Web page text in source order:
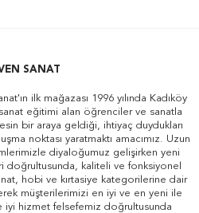
SANAT
ilk mağazası 1996 yılında Kadıköy
sanat eğitimi alan öğrenciler ve sanatla
bir araya geldiği, ihtiyaç duydukları
noktası yaratmaktı amacımız. Uzun
diyaloğumuz gelişirken yeni
doğrultusunda, kaliteli ve fonksiyonel
hobi ve kırtasiye kategorilerine dair
müşterilerimizi en iyi ve en yeni ile
iyi hizmet felsefemiz doğrultusunda